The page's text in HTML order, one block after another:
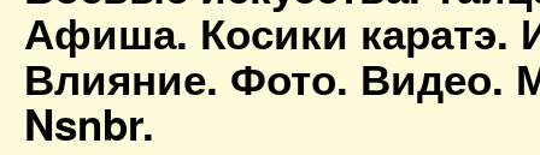
Афиша. Косики каратэ.
Влияние. Фото. Видео.
Nsnbr.